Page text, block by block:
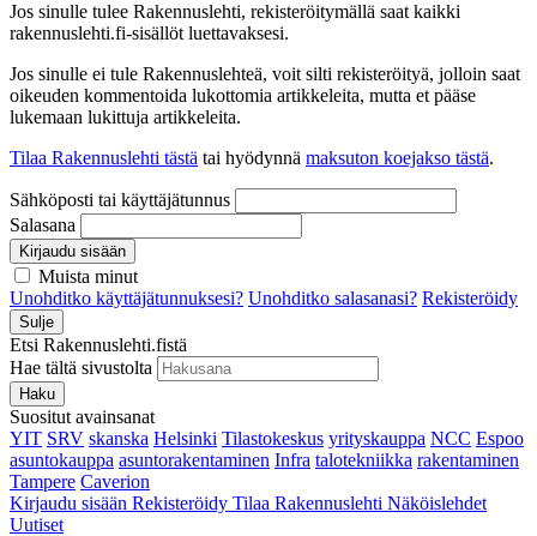
Jos sinulle tulee Rakennuslehti, rekisteröitymällä saat kaikki
rakennuslehti.fi-sisällöt luettavaksesi.
Jos sinulle ei tule Rakennuslehteä, voit silti rekisteröityä, jolloin saat
oikeuden kommentoida lukottomia artikkeleita, mutta et pääse
lukemaan lukittuja artikkeleita.
Tilaa Rakennuslehti tästä tai hyödynnä maksuton koejakso tästä.
Sähköposti tai käyttäjätunnus
Salasana
Kirjaudu sisään
Muista minut
Unohditko käyttäjätunnuksesi? Unohditko salasanasi? Rekisteröidy
Sulje
Etsi Rakennuslehti.fistä
Hae tältä sivustolta
Haku
Suositut avainsanat
YIT SRV skanska Helsinki Tilastokeskus yrityskauppa NCC Espoo
asuntokauppa asuntorakentaminen Infra talotekniikka rakentaminen
Tampere Caverion
Kirjaudu sisään Rekisteröidy Tilaa Rakennuslehti Näköislehdet
Uutiset